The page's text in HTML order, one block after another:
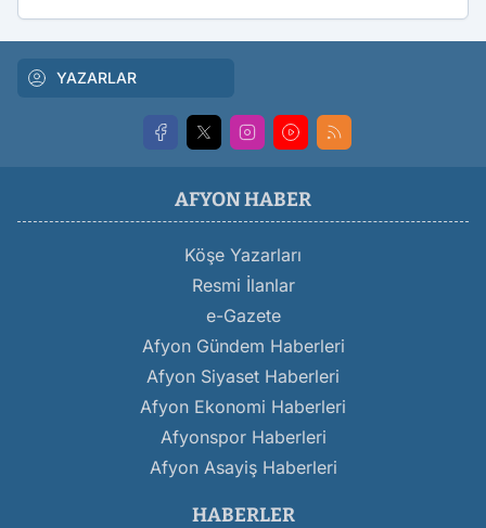
YAZARLAR
AFYON HABER
Köşe Yazarları
Resmi İlanlar
e-Gazete
Afyon Gündem Haberleri
Afyon Siyaset Haberleri
Afyon Ekonomi Haberleri
Afyonspor Haberleri
Afyon Asayiş Haberleri
HABERLER